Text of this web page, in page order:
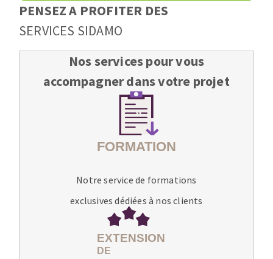
PENSEZ A PROFITER DES
SERVICES SIDAMO
Nos services pour vous
accompagner dans votre projet
Notre service de formations
exclusives dédiées à nos clients